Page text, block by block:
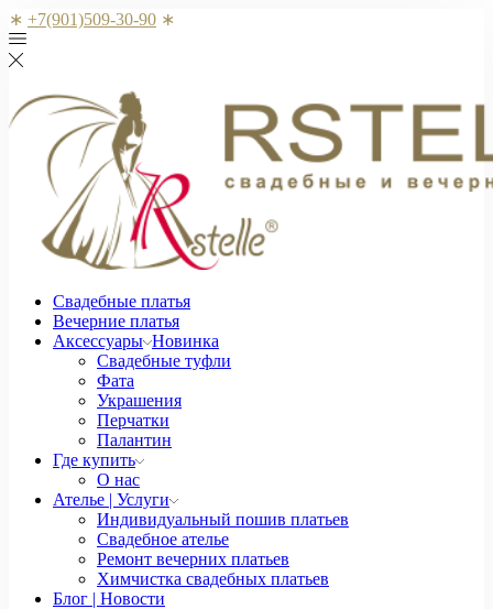
∗ +7(901)509-30-90 ∗
Свадебные платья
Вечерние платья
Аксессуары Новинка
Свадебные туфли
Фата
Украшения
Перчатки
Палантин
Где купить
О нас
Ателье | Услуги
Индивидуальный пошив платьев
Свадебное ателье
Ремонт вечерних платьев
Химчистка свадебных платьев
Блог | Новости